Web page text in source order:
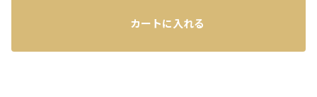
カートに入れる